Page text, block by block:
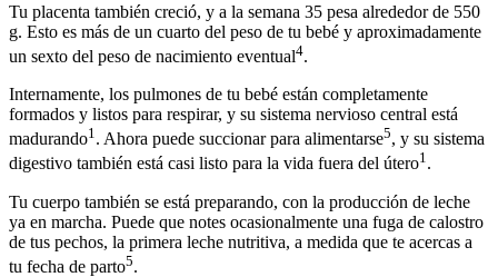
Tu placenta también creció, y a la semana 35 pesa alrededor de 550
g. Esto es más de un cuarto del peso de tu bebé y aproximadamente
un sexto del peso de nacimiento eventual4.
Internamente, los pulmones de tu bebé están completamente
formados y listos para respirar, y su sistema nervioso central está
madurando1 . Ahora puede succionar para alimentarse5, y su sistema
digestivo también está casi listo para la vida fuera del útero1.
Tu cuerpo también se está preparando, con la producción de leche
ya en marcha. Puede que notes ocasionalmente una fuga de calostro
de tus pechos, la primera leche nutritiva, a medida que te acercas a
tu fecha de parto5.